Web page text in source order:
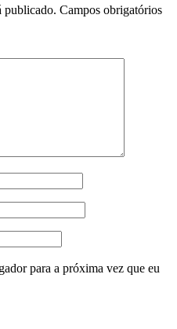
publicado. Campos obrigatórios
para a próxima vez que eu